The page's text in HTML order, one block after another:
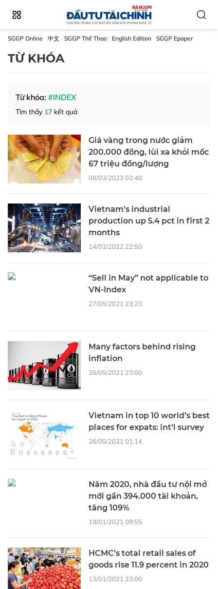
SGGP Online 中文 SGGP Thể Thao English Edition SGGP Epaper
TỪ KHÓA
Từ khóa: #INDEX
Tìm thấy 17 kết quả
Giá vàng trong nước giảm
200.000 đồng, lùi xa khỏi mốc
67 triệu đồng/lượng
08/03/2023 02:40
Vietnam's industrial
production up 5.4 pct in first 2
months
14/03/2022 22:50
“Sell in May” not applicable to
VN-Index
27/05/2021 23:23
Many factors behind rising
inflation
26/05/2021 23:00
Vietnam in top 10 world’s best
places for expats: int’l survey
26/05/2021 01:14
Năm 2020, nhà đầu tư nội mở
mới gần 394.000 tài khoản,
tăng 109%
19/01/2021 09:55
HCMC’s total retail sales of
goods rise 11.9 percent in 2020
13/01/2021 23:00